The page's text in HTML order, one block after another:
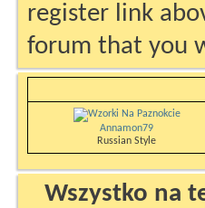
register link
forum that you
Annamon79
Russian Style
Wszystko na